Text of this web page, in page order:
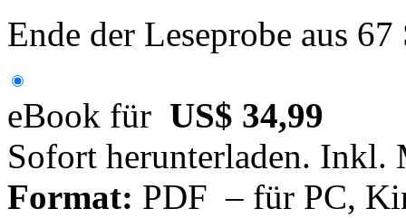
Ende der Leseprobe aus
eBook für US$ 34,99
Sofort herunterladen. Inkl.
Format: PDF – für PC,